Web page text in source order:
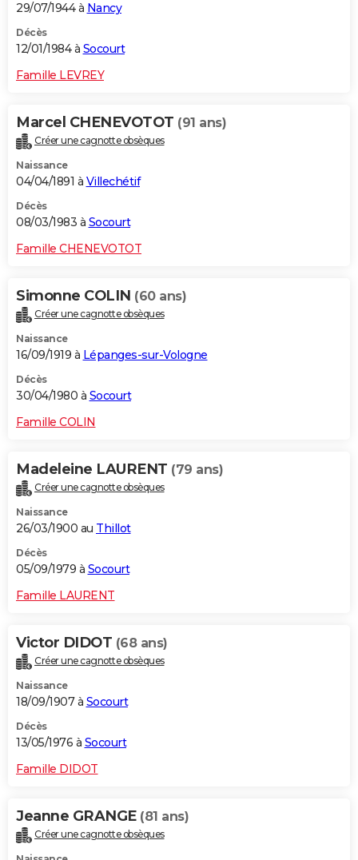
29/07/1944 à Nancy
Décès
12/01/1984 à Socourt
Famille LEVREY
Marcel CHENEVOTOT (91 ans)
Créer une cagnotte obsèques
Naissance
04/04/1891 à Villechétif
Décès
08/03/1983 à Socourt
Famille CHENEVOTOT
Simonne COLIN (60 ans)
Créer une cagnotte obsèques
Naissance
16/09/1919 à Lépanges-sur-Vologne
Décès
30/04/1980 à Socourt
Famille COLIN
Madeleine LAURENT (79 ans)
Créer une cagnotte obsèques
Naissance
26/03/1900 au Thillot
Décès
05/09/1979 à Socourt
Famille LAURENT
Victor DIDOT (68 ans)
Créer une cagnotte obsèques
Naissance
18/09/1907 à Socourt
Décès
13/05/1976 à Socourt
Famille DIDOT
Jeanne GRANGE (81 ans)
Créer une cagnotte obsèques